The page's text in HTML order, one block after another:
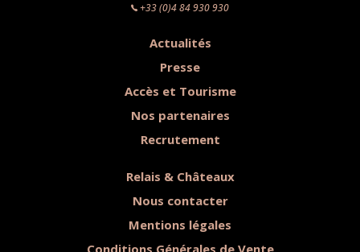
+33 (0)4 84 930 930
Actualités
Presse
Accès et Tourisme
Nos partenaires
Recrutement
Relais & Châteaux
Nous contacter
Mentions légales
Conditions Générales de Vente